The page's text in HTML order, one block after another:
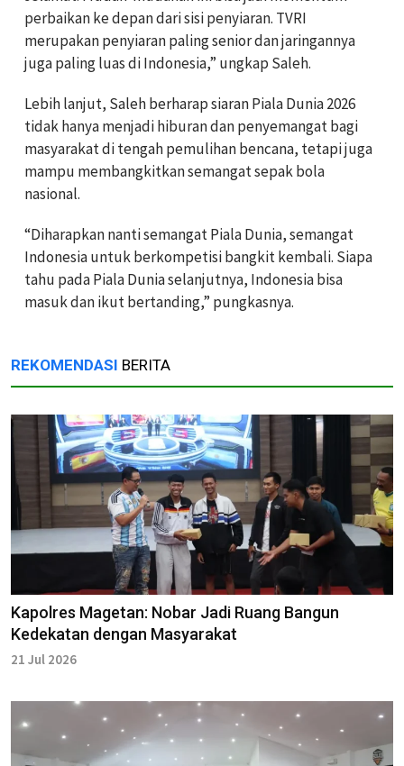
perbaikan ke depan dari sisi penyiaran. TVRI
merupakan penyiaran paling senior dan jaringannya
juga paling luas di Indonesia,” ungkap Saleh.
Lebih lanjut, Saleh berharap siaran Piala Dunia 2026
tidak hanya menjadi hiburan dan penyemangat bagi
masyarakat di tengah pemulihan bencana, tetapi juga
mampu membangkitkan semangat sepak bola
nasional.
“Diharapkan nanti semangat Piala Dunia, semangat
Indonesia untuk berkompetisi bangkit kembali. Siapa
tahu pada Piala Dunia selanjutnya, Indonesia bisa
masuk dan ikut bertanding,” pungkasnya.
REKOMENDASI BERITA
Kapolres Magetan: Nobar Jadi Ruang Bangun
Kedekatan dengan Masyarakat
21 Jul 2026